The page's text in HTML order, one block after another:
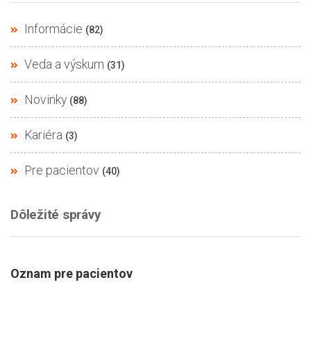
Informácie (82)
Veda a výskum (31)
Novinky (88)
Kariéra (3)
Pre pacientov (40)
Dôležité správy
Oznam pre pacientov